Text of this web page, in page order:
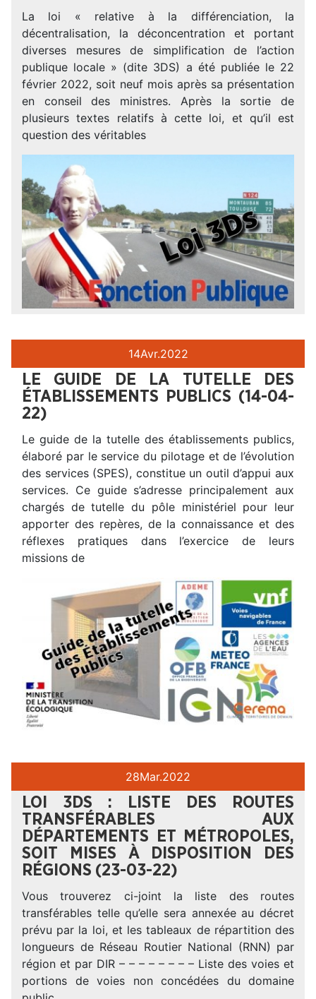
La loi « relative à la différenciation, la
décentralisation, la déconcentration et portant
diverses mesures de simplification de l’action
publique locale » (dite 3DS) a été publiée le 22
février 2022, soit neuf mois après sa présentation
en conseil des ministres. Après la sortie de
plusieurs textes relatifs à cette loi, et qu’il est
question des véritables
14Avr.2022
LE GUIDE DE LA TUTELLE DES
ÉTABLISSEMENTS PUBLICS (14-04-
22)
Le guide de la tutelle des établissements publics,
élaboré par le service du pilotage et de l’évolution
des services (SPES), constitue un outil d’appui aux
services. Ce guide s’adresse principalement aux
chargés de tutelle du pôle ministériel pour leur
apporter des repères, de la connaissance et des
réflexes pratiques dans l’exercice de leurs
missions de
28Mar.2022
LOI 3DS : LISTE DES ROUTES
TRANSFÉRABLES AUX
DÉPARTEMENTS ET MÉTROPOLES,
SOIT MISES À DISPOSITION DES
RÉGIONS (23-03-22)
Vous trouverez ci-joint la liste des routes
transférables telle qu’elle sera annexée au décret
prévu par la loi, et les tableaux de répartition des
longueurs de Réseau Routier National (RNN) par
région et par DIR – – – – – – – – Liste des voies et
portions de voies non concédées du domaine